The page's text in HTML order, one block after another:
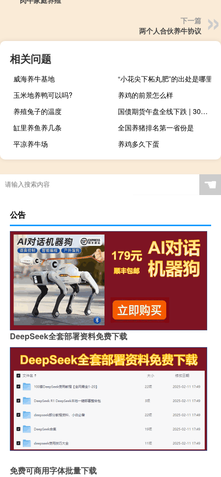
下一篇
两个人合伙养牛协议
相关问题
威海养牛基地
“小花尖下柘丸肥”的出处是哪里
玉米地养鸭可以吗?
养鸡的前景怎么样
养殖兔子的温度
国债期货午盘全线下跌 | 30年期主力合约跌0.32%10年期主力合约跌0.18%5年期主力合约跌0.15%2年期主力合约跌0.06%
缸里养鱼养几条
全国养猪排名第一省份是
平凉养牛场
养鸡多久下蛋
☚
公告
DeepSeek全套部署资料免费下载
免费可商用字体批量下载